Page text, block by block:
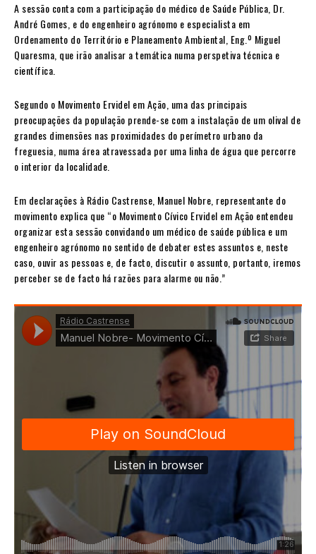
A sessão conta com a participação do médico de Saúde Pública, Dr.
André Gomes, e do engenheiro agrónomo e especialista em
Ordenamento do Território e Planeamento Ambiental, Eng.º Miguel
Quaresma, que irão analisar a temática numa perspetiva técnica e
científica.
Segundo o Movimento Ervidel em Ação, uma das principais
preocupações da população prende-se com a instalação de um olival de
grandes dimensões nas proximidades do perímetro urbano da
freguesia, numa área atravessada por uma linha de água que percorre
o interior da localidade.
Em declarações à Rádio Castrense, Manuel Nobre, representante do
movimento explica que “o Movimento Cívico Ervidel em Ação entendeu
organizar esta sessão convidando um médico de saúde pública e um
engenheiro agrónomo no sentido de debater estes assuntos e, neste
caso, ouvir as pessoas e, de facto, discutir o assunto, portanto, iremos
perceber se de facto há razões para alarme ou não.”